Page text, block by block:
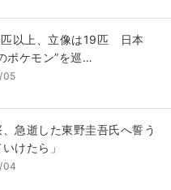
以上、立像は19匹 日本
ポケモン”を巡…
05
急逝した東野圭吾氏へ誓う
けたら」
04